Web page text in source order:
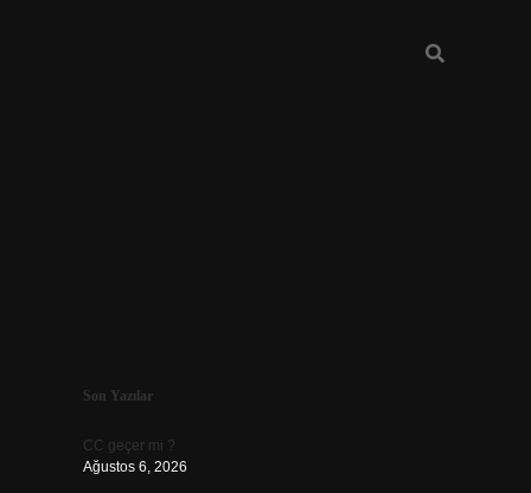
Sidebar
Son Yazılar
CC geçer mi ?
Ağustos 6, 2026